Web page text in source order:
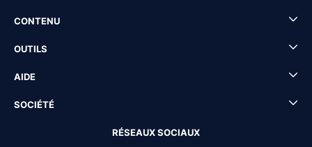
CONTENU
OUTILS
AIDE
SOCIÉTÉ
RÉSEAUX SOCIAUX